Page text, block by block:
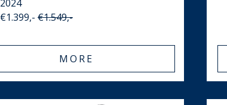
2024
€1.399,- €1.549,-
MORE